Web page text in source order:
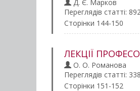
Д. Є. Марков
Переглядів статті:
Сторінки 144-150
ЛЕКЦІЇ
О. О. Романова
Переглядів статті:
Сторінки 151-152